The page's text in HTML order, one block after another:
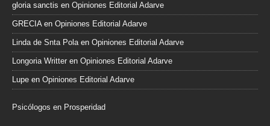
gloria sanctis en Opiniones Editorial Adarve
GRECIAen Opiniones Editorial Adarve
Linda de Snta Polaen Opiniones Editorial Adarve
Longoria Writter en Opiniones Editorial Adarve
Lupe en Opiniones Editorial Adarve
Psicólogos en Prosperidad